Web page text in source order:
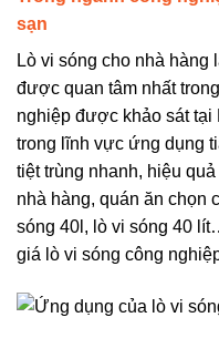
sạn
Lò vi sóng cho nhà hàng
được quan tâm nhất
nghiệp được khảo sát tại
trong lĩnh vực ứng dụng
tiệt trùng nhanh, hiệu
nhà hàng, quán ăn chọn
sóng 40l, lò vi sóng 40
giá lò vi sóng công